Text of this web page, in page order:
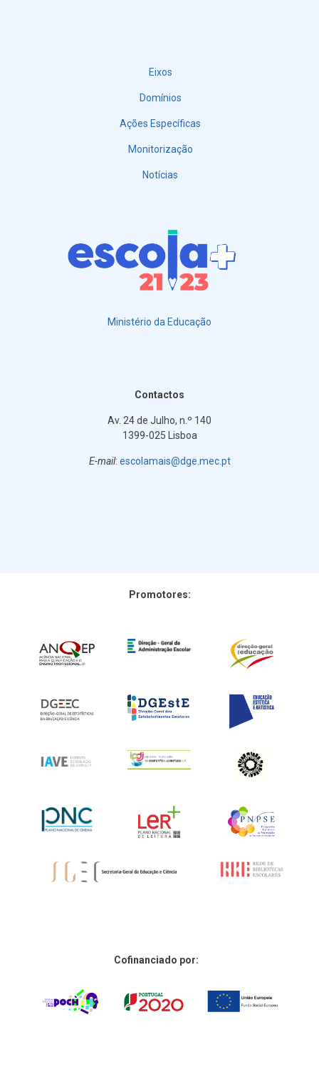
Eixos
Domínios
Ações Específicas
Monitorização
Notícias
Ministério da Educação
Contactos
Av. 24 de Julho, n.º 140
1399-025 Lisboa
E-mail: escolamais@dge.mec.pt
Promotores:
Cofinanciado por: